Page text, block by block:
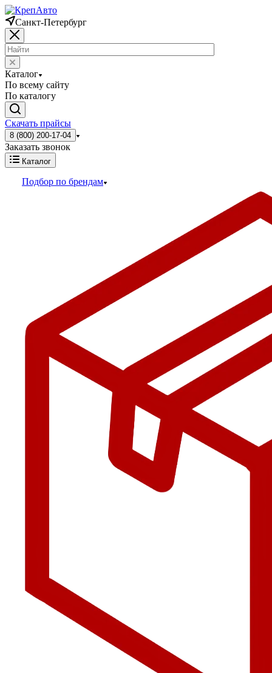
Санкт-Петербург
Каталог
По всему сайту
По каталогу
Скачать прайсы
8 (800) 200-17-04
Заказать звонок
Каталог
Подбор по брендам